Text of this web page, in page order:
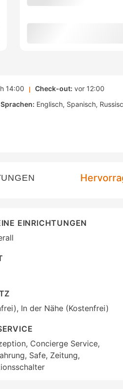
14:00 Check-out: vor 12:00
Englisch Spanisch
EINRICHTUNGEN
In der Nähe (Kostenfrei)
Concierge Service,
Safe, Zeitung,